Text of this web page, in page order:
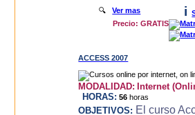
🔍Ver mas i
Precio: GRATIS
ACCESS 2007
MODALIDAD: Internet
HORAS: 56 horas
OBJETIVOS: El curso